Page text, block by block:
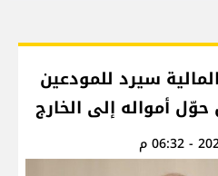
سيرد للمودعين
أمواله إلى الخارج